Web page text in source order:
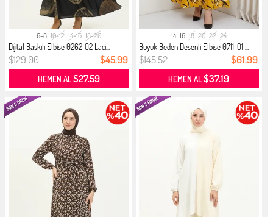
6-8 10-12 14-16 18-20
Dijital Baskılı Elbise 0262-02 Laci...
$129.00 $45.99
HEMEN AL$27.59
14 16 18 20 22 24
Büyük Beden Desenli Elbise 0711-01 ...
$145.52 $61.99
HEMEN AL$37.19